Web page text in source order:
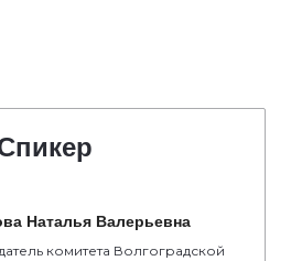
Наталья Валерьевна
комитета Волгоградской